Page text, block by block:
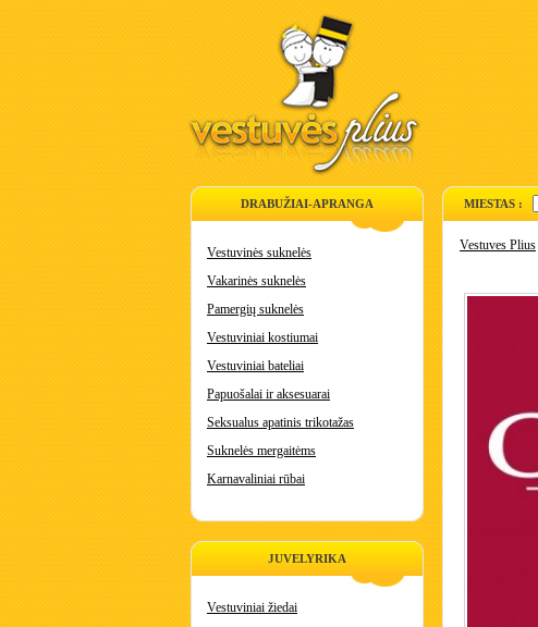
DRABUŽIAI-APRANGA
Vestuvinės suknelės
Vakarinės suknelės
Pamergių suknelės
Vestuviniai kostiumai
Vestuviniai bateliai
Papuošalai ir aksesuarai
Seksualus apatinis trikotažas
Suknelės mergaitėms
Karnavaliniai rūbai
JUVELYRIKA
Vestuviniai žiedai
MIESTAS :
Vestuves Plius